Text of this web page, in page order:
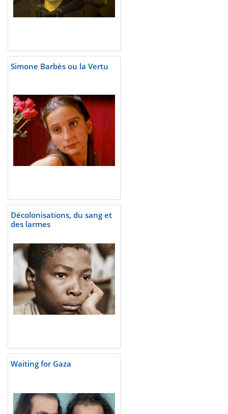
Simone Barbès ou la Vertu
Décolonisations, du sang et
des larmes
Waiting for Gaza